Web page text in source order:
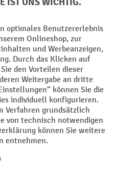
Page Privacy Settings
zzgl.Versandkostenund ggf.
angegeben.
reicht. Der Rabatt gilt nicht auf
² Der Rabatt wird einmalig bei